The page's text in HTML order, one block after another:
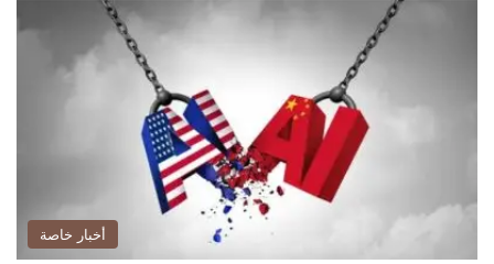
أخبار خاصة